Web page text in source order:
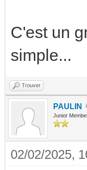
C'est un
simple...
Trouver
PAULIN
Junior
02/02/2025,